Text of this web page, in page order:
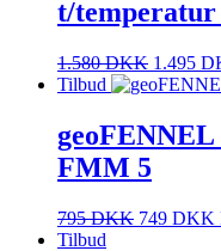
t/temperatur
1.580DKK 1.495
Tilbud
FMM 5
795DKK 749 DKK
Tilbud